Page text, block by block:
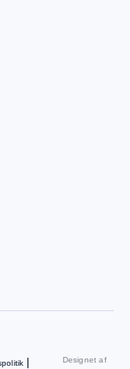
|
Designet af